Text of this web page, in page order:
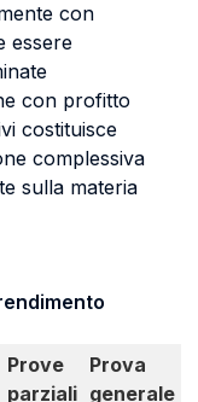
con
essere
con profitto
costituisce
complessiva
sulla materia
Prove
parziali
Prova
generale